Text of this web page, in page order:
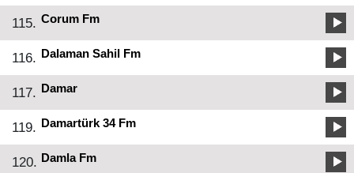
115. Corum Fm
116. Dalaman Sahil Fm
117. Damar
119. Damartürk 34 Fm
120. Damla Fm